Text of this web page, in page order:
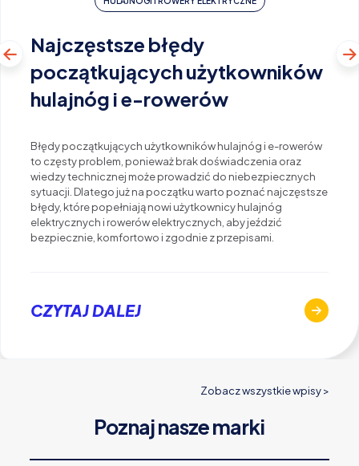
Najczęstsze błędy
początkujących użytkowników
hulajnóg i e-rowerów
Błędy początkujących użytkowników hulajnóg i e-rowerów
to częsty problem, ponieważ brak doświadczenia oraz
wiedzy technicznej może prowadzić do niebezpiecznych
sytuacji. Dlatego już na początku warto poznać najczęstsze
błędy, które popełniają nowi użytkownicy hulajnóg
elektrycznych i rowerów elektrycznych, aby jeździć
bezpiecznie, komfortowo i zgodnie z przepisami.
CZYTAJ DALEJ
Zobacz wszystkie wpisy >
Poznaj nasze marki